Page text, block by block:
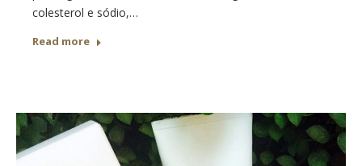
colesterol e sódio,…
Read more